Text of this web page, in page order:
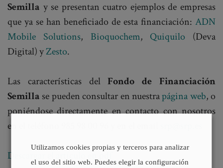
Semilla y se presentan cuatro ejemplos de empresas
que ya se han beneficiado de esta financiación: ADN
Mobile Solutions, Bioquochem, Quiquilo (Deva
Digital) yZesto.
Las características delFondo de Financiación
Semilla se pueden consultar en nuestrapágina web, o
poniéndose directamente en contacto con nosotros
en el teléfono 985 98 00 96 y en el email
Descargar el artículo en pdf
Utilizamos cookies propias y terceros para analizar
el uso del sitio web. Puedes elegir la configuración